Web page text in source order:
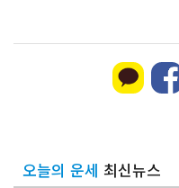
오늘의 운세 최신뉴스